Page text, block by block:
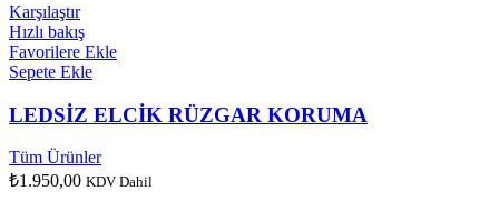
Karşılaştır
Hızlı bakış
Favorilere Ekle
Sepete Ekle
LEDSİZ ELCİK RÜZGAR KORUMA
Tüm Ürünler
₺1.950,00 KDV Dahil